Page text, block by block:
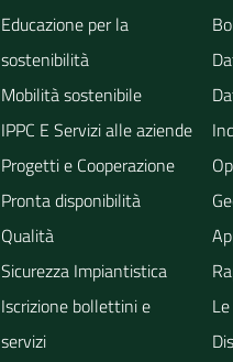
Educazione per la
sostenibilità
Mobilità sostenibile
IPPC E Servizi alle aziende
Progetti e Cooperazione
Pronta disponibilità
Qualità
Sicurezza Impiantistica
Iscrizione bollettini e
servizi